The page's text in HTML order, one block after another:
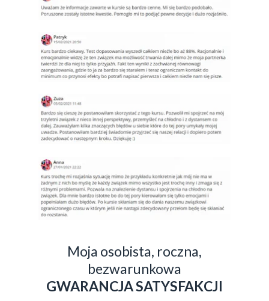
Moja osobista, roczna,
bezwarunkowa
GWARANCJA SATYSFAKCJI